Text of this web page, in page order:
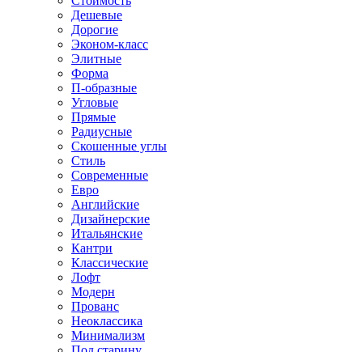
Дешевые
Дорогие
Эконом-класс
Элитные
Форма
П-образные
Угловые
Прямые
Радиусные
Скошенные углы
Стиль
Современные
Евро
Английские
Дизайнерские
Итальянские
Кантри
Классические
Лофт
Модерн
Прованс
Неоклассика
Минимализм